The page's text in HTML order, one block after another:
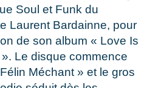
Soul et Funk du
Laurent Bardainne, pour
de son album « Love Is
Le disque commence
Méchant » et le gros